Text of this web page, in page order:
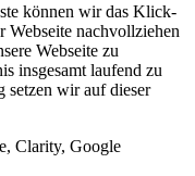
können wir das Klick-
Webseite nachvollziehen
Webseite zu
insgesamt laufend zu
setzen wir auf dieser
Clarity, Google